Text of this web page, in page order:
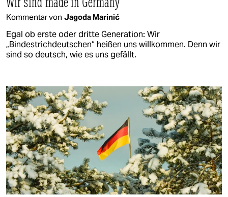
Kommentar von Jagoda Marinić
Egal ob erste oder dritte Generation: Wir
„Bindestrichdeutschen“ heißen uns willkommen. Denn wir
sind so deutsch, wie es uns gefällt.